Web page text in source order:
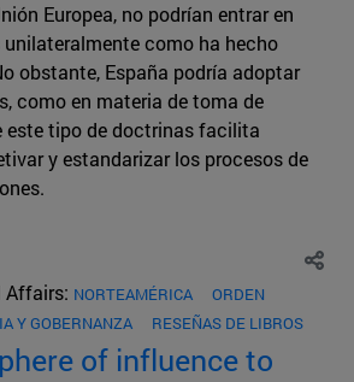
Europea, no podrían entrar en
como ha hecho
obstante, España podría adoptar
como en materia de toma de
este tipo de doctrinas facilita
y estandarizar los procesos de
Affairs: NORTEAMÉRICA
ORDEN
Y GOBERNANZA
RESEÑAS DE LIBROS
of influence to